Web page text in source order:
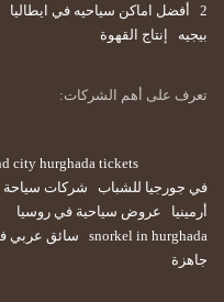
2
أفضل اماكن سياحيه في ايطاليا
بيجيه
إنتاج القهوة
تعرف على أهم الشركات:
city hurghada tickets
في جورجيا للشباب
شركات سياحة
أرمينيا
عروض سياحية في روسيا
snorkel in hurghada
سائق عربي
جاهزة